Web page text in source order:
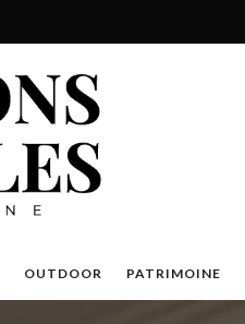
OUTDOOR PATRIMOINE